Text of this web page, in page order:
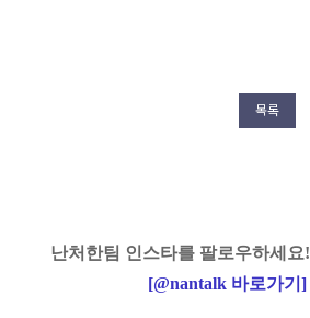
목록
난처한팀 인스타를 팔로우하세요!
[@nantalk 바로가기 ]